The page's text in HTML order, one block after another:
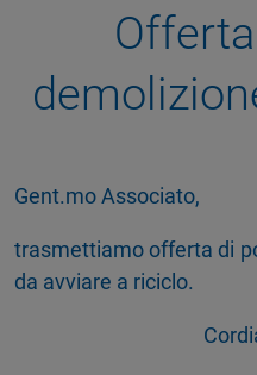
Gent.mo Associato,
trasmettiamo offerta di
da avviare a riciclo.